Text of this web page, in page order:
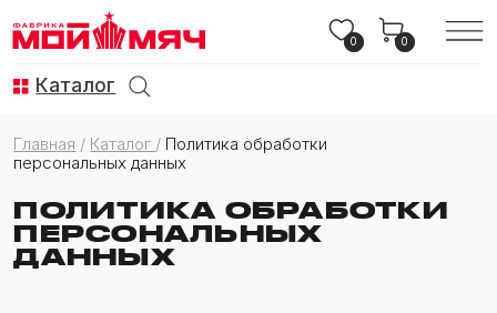
ПОЛИТИКА ОБРАБОТКИ
ДАННЫХ
1. Общие положения
Настоящая политика обработки персональных данных составлена